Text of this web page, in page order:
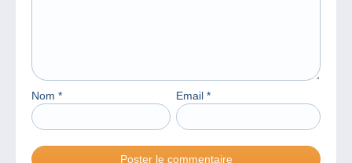
Nom * Email *